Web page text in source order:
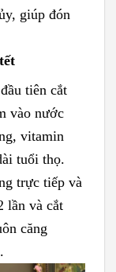
giúp đón
tiên cắt
vào nước
vitamin
tuổi thọ.
trực tiếp và
lần và cắt
căng